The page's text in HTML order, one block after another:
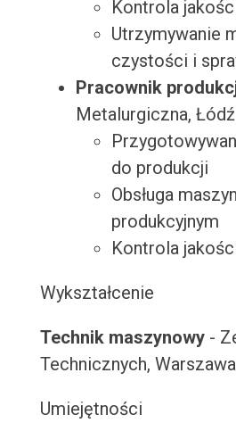
Kontrola
Utrzymywanie
czystości i
Pracownik
Metalurgiczna,
do produkcji
Obsługa
produkcyjnym
Kontrola
Wykształcenie
Technik maszynowy-
Technicznych,
Umiejętności